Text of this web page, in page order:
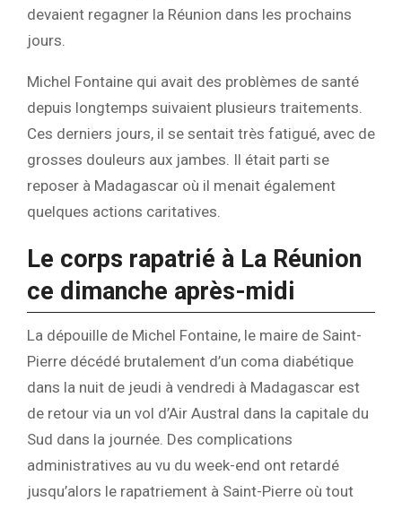
devaient regagner la Réunion dans les prochains
jours.
Michel Fontaine qui avait des problèmes de santé
depuis longtemps suivaient plusieurs traitements.
Ces derniers jours, il se sentait très fatigué, avec de
grosses douleurs aux jambes. Il était parti se
reposer à Madagascar où il menait également
quelques actions caritatives.
Le corps rapatrié à La Réunion
ce dimanche après-midi
La dépouille de Michel Fontaine, le maire de Saint-
Pierre décédé brutalement d’un coma diabétique
dans la nuit de jeudi à vendredi à Madagascar est
de retour via un vol d’Air Austral dans la capitale du
Sud dans la journée. Des complications
administratives au vu du week-end ont retardé
jusqu’alors le rapatriement à Saint-Pierre où tout